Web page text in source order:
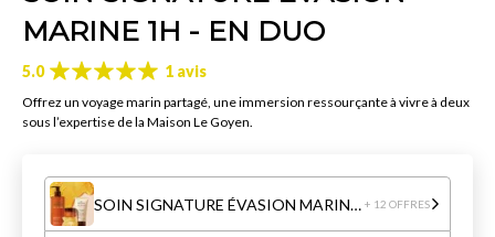
MARINE 1H - EN DUO
5.0 1 avis
Offrez un voyage marin partagé, une immersion ressourçante à vivre à deux
sous l’expertise de la Maison Le Goyen.
SOIN SIGNATURE ÉVASION MARINE 1H - EN DUO + 12 OFFRES